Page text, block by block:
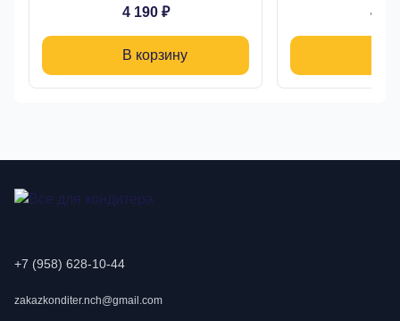
4 190 ₽
В корзину
4
+7 (958) 628-10-44
zakazkonditer.nch@gmail.com